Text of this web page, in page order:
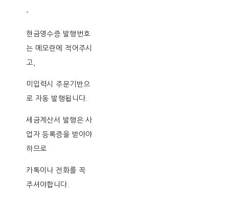
-
현금영수증 발행번호
는 메모란에 적어주시
고,
미입력시 주문기반으
로 자동 발행됩니다.
세금계산서 발행은 사
업자 등록증을 받아야
하므로
카톡이나 전화를 꼭
주셔야합니다.